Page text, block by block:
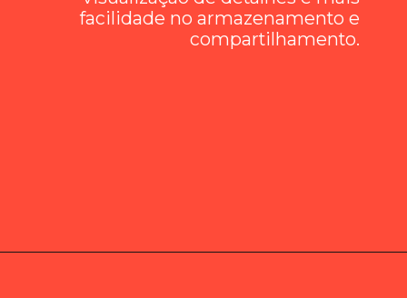
facilidade no armazenamento e
compartilhamento.